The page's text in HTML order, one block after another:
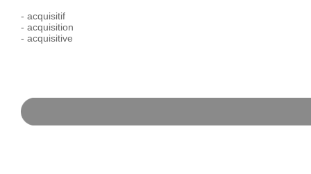
- acquisitif
- acquisition
- acquisitive